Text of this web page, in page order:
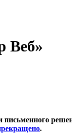
Веб»
письменного
.